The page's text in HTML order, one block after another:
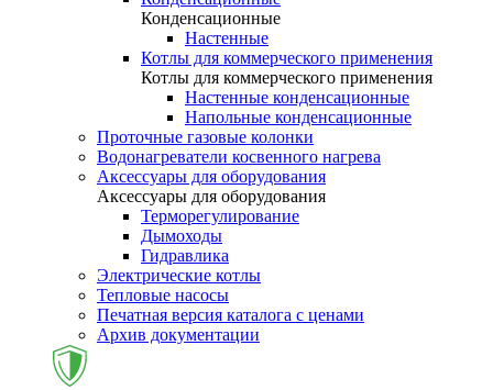
Конденсационные
Настенные
Котлы для коммерческого применения
Котлы для коммерческого применения
Настенные конденсационные
Напольные конденсационные
Проточные газовые колонки
Водонагреватели косвенного нагрева
Аксессуары для оборудования
Аксессуары для оборудования
Терморегулирование
Дымоходы
Гидравлика
Электрические котлы
Тепловые насосы
Печатная версия каталога с ценами
Архив документации